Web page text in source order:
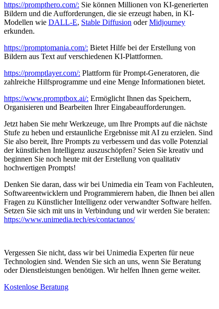
https://prompthero.com/: Sie können Millionen von KI-generierten
Bildern und die Aufforderungen, die sie erzeugt haben, in KI-
Modellen wie DALL-E, Stable Diffusion oderMidjourney
erkunden.
https://promptomania.com/: Bietet Hilfe bei der Erstellung von
Bildern aus Text auf verschiedenen KI-Plattformen.
https://promptlayer.com/: Plattform für Prompt-Generatoren, die
zahlreiche Hilfsprogramme und eine Menge Informationen bietet.
https://www.promptbox.ai/: Ermöglicht Ihnen das Speichern,
Organisieren und Bearbeiten Ihrer Eingabeaufforderungen.
Jetzt haben Sie mehr Werkzeuge, um Ihre Prompts auf die nächste
Stufe zu heben und erstaunliche Ergebnisse mit AI zu erzielen. Sind
Sie also bereit, Ihre Prompts zu verbessern und das volle Potenzial
der künstlichen Intelligenz auszuschöpfen? Seien Sie kreativ und
beginnen Sie noch heute mit der Erstellung von qualitativ
hochwertigen Prompts!
Denken Sie daran, dass wir bei Unimedia ein Team von Fachleuten,
Softwareentwicklern und Programmierern haben, die Ihnen bei allen
Fragen zu Künstlicher Intelligenz oder verwandter Software helfen.
Setzen Sie sich mit uns in Verbindung und wir werden Sie beraten:
https://www.unimedia.tech/es/contactanos/
Vergessen Sie nicht, dass wir bei Unimedia Experten für neue
Technologien sind. Wenden Sie sich an uns, wenn Sie Beratung
oder Dienstleistungen benötigen. Wir helfen Ihnen gerne weiter.
Kostenlose Beratung